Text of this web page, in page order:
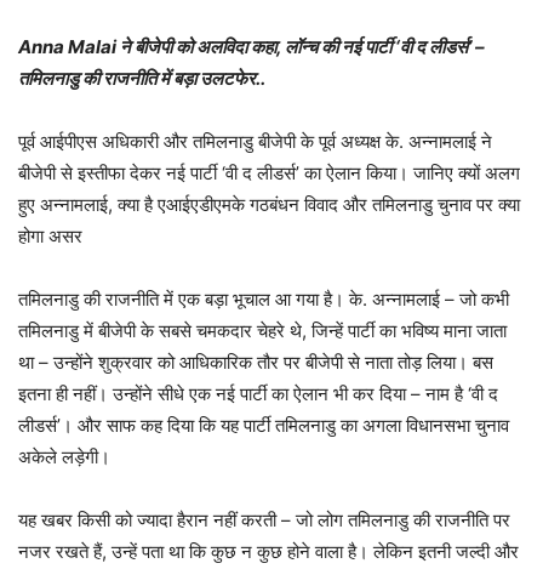
Anna Malai ने बीजेपी को अलविदा कहा, लॉन्च की नई पार्टी ‘वी द लीडर्स’ –
तमिलनाडु की राजनीति में बड़ा उलटफेर..
पूर्व आईपीएस अधिकारी और तमिलनाडु बीजेपी के पूर्व अध्यक्ष के. अन्नामलाई ने
बीजेपी से इस्तीफा देकर नई पार्टी ‘वी द लीडर्स’ का ऐलान किया। जानिए क्यों अलग
हुए अन्नामलाई, क्या है एआईएडीएमके गठबंधन विवाद और तमिलनाडु चुनाव पर क्या
होगा असर
तमिलनाडु की राजनीति में एक बड़ा भूचाल आ गया है। के. अन्नामलाई – जो कभी
तमिलनाडु में बीजेपी के सबसे चमकदार चेहरे थे, जिन्हें पार्टी का भविष्य माना जाता
था – उन्होंने शुक्रवार को आधिकारिक तौर पर बीजेपी से नाता तोड़ लिया। बस
इतना ही नहीं। उन्होंने सीधे एक नई पार्टी का ऐलान भी कर दिया – नाम है ‘वी द
लीडर्स’। और साफ कह दिया कि यह पार्टी तमिलनाडु का अगला विधानसभा चुनाव
अकेले लड़ेगी।
यह खबर किसी को ज्यादा हैरान नहीं करती – जो लोग तमिलनाडु की राजनीति पर
नजर रखते हैं, उन्हें पता था कि कुछ न कुछ होने वाला है। लेकिन इतनी जल्दी और